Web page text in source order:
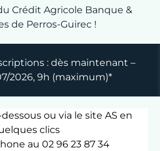
Crédit Agricole Banque &
de Perros-Guirec !
: dès maintenant –
2026, 9h (maximum)*
ou via le site AS en
clics
au 02 96 23 87 34